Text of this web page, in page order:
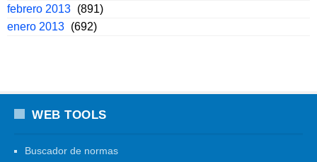
febrero 2013 (891)
enero 2013 (692)
WEB TOOLS
Buscador de normas